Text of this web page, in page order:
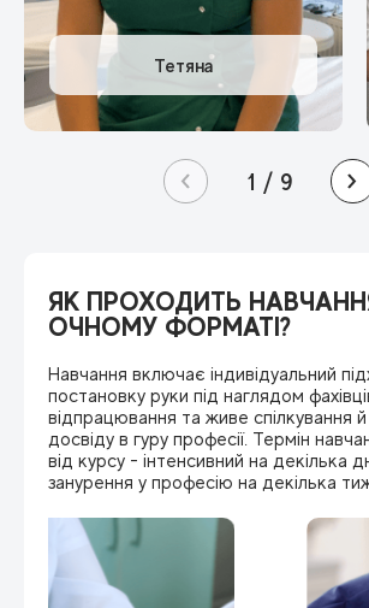
1 / 9
ЯК ПРОХОДИТЬ
ОЧНОМУ ФОРМАТІ?
Навчання включає індивідуальний
постановку руки під наглядом
відпрацювання та живе спілкування
досвіду в гуру професії. Термін
від курсу - інтенсивний на декілька
занурення у професію на декілька